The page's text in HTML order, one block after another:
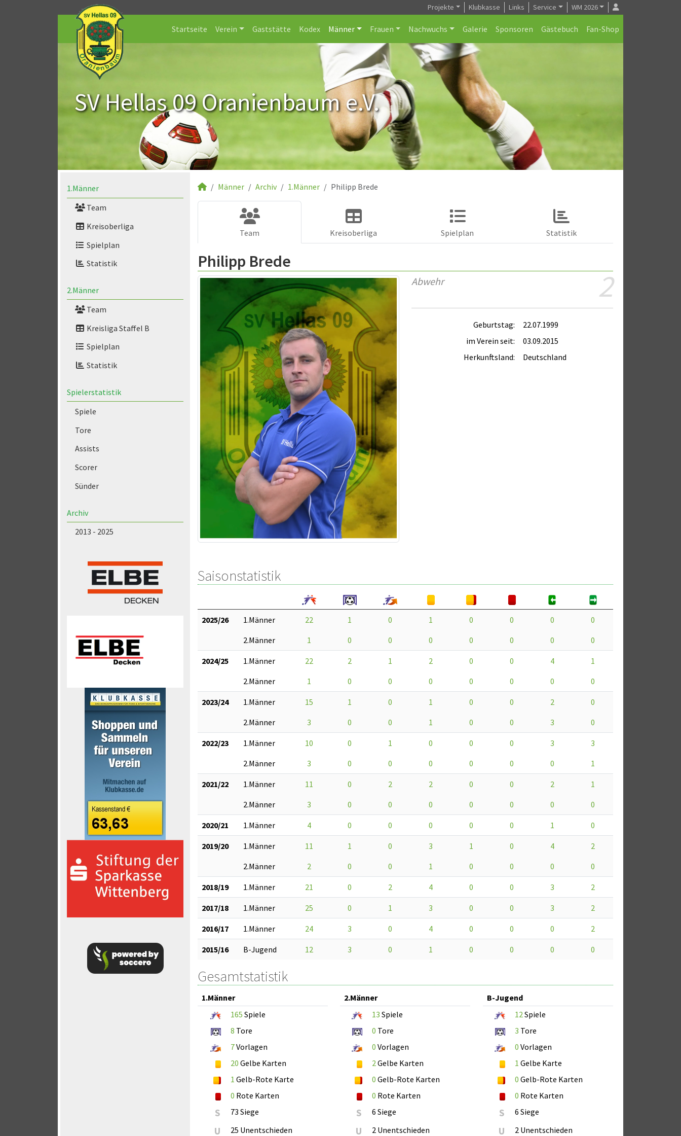
Projekte Klubkasse Links Service WM 2026
Startseite Verein Gaststätte Kodex Männer Frauen Nachwuchs Galerie Sponsoren Gästebuch Fan-Shop
SV Hellas 09 Oranienbaum e.V.
1.Männer
Team
Kreisoberliga
Spielplan
Statistik
2.Männer
Team
Kreisliga Staffel B
Spielplan
Statistik
Spielerstatistik
Spiele
Tore
Assists
Scorer
Sünder
Archiv
2013 - 2025
Männer Archiv 1.Männer Philipp Brede
Team Kreisoberliga Spielplan Statistik
Philipp Brede
2
Abwehr
Geburtstag:
22.07.1999
im Verein seit:
03.09.2015
Herkunftsland:
Deutschland
Saisonstatistik
2025/26 1.Männer 22 1 0 1 0 0 0
0
2.Männer
1 0 0 0 0 0 0 0
2024/25 1.Männer 22 2 1 2 0 0 4
1
2.Männer
1 0 0 0 0 0 0 0
2023/24 1.Männer 15 1 0 1 0 0 2
0
2.Männer
3 0 0 1 0 0 3 0
2022/23 1.Männer 10 0 1 0 0 0 3
3
2.Männer
3 0 0 0 0 0 0 1
2021/22 1.Männer 11 0 2 2 0 0 2
1
2.Männer
3 0 0 0 0 0 0 0
2020/21 1.Männer 4 0 0 0 0 0 1 0
2019/20 1.Männer 11 1 0 3 1 0 4
2
2.Männer
2 0 0 1 0 0 0 0
2018/19 1.Männer 21 0 2 4 0 0 3 2
2017/18 1.Männer 25 0 1 3 0 0 3 2
2016/17 1.Männer 24 3 0 4 0 0 0 2
2015/16 B-Jugend 12 3 0 1 0 0 0 0
Gesamtstatistik
1.Männer
165 Spiele
8 Tore
7Vorlagen
20 Gelbe Karten
1 Gelb-Rote Karte
0 Rote Karten
S 73 Siege
U 25 Unentschieden
2.Männer
13 Spiele
0 Tore
0 Vorlagen
2 Gelbe Karten
0 Gelb-Rote Karten
0 Rote Karten
S 6 Siege
U 2 Unentschieden
B-Jugend
12 Spiele
3 Tore
0 Vorlagen
1 Gelbe Karte
0 Gelb-Rote Karten
0 Rote Karten
S 6 Siege
U 2 Unentschieden